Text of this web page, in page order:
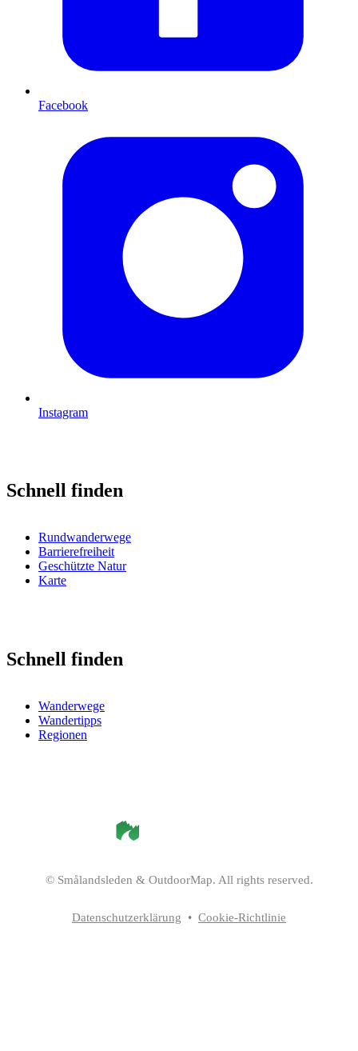
Facebook
Instagram
Schnell finden
Rundwanderwege
Barrierefreiheit
Geschützte Natur
Karte
Schnell finden
Wanderwege
Wandertipps
Regionen
© Smålandsleden & OutdoorMap. All rights reserved.
Datenschutzerklärung • Cookie-Richtlinie